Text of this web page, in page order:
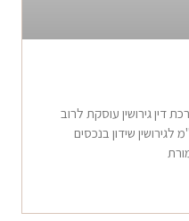
דין גירושין עוסקת לרוב
לגירושין שידון בנכסים